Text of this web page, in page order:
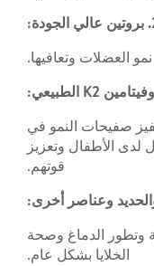
العضلات وتعافيها.
صفيحات النمو في
لدى الأطفال وتعزيز
قوتهم.
وتطور الدماغ وصحة
الخلايا بشكل عام.